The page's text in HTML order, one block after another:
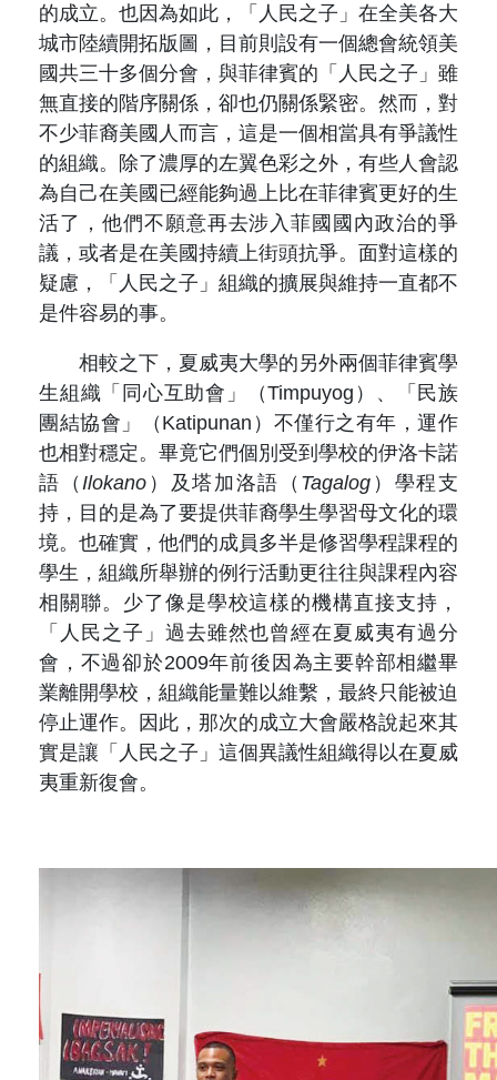
的成立。也因為如此，「人民之子」在全美各大
城市陸續開拓版圖，目前則設有一個總會統領美
國共三十多個分會，與菲律賓的「人民之子」雖
無直接的階序關係，卻也仍關係緊密。然而，對
不少菲裔美國人而言，這是一個相當具有爭議性
的組織。除了濃厚的左翼色彩之外，有些人會認
為自己在美國已經能夠過上比在菲律賓更好的生
活了，他們不願意再去涉入菲國國內政治的爭
議，或者是在美國持續上街頭抗爭。面對這樣的
疑慮，「人民之子」組織的擴展與維持一直都不
是件容易的事。
相較之下，夏威夷大學的另外兩個菲律賓學
生組織「同心互助會」（Timpuyog）、「民族
團結協會」（Katipunan）不僅行之有年，運作
也相對穩定。畢竟它們個別受到學校的伊洛卡諾
語（ Ilokano ）及塔加洛語（ Tagalog ）學程支
持，目的是為了要提供菲裔學生學習母文化的環
境。也確實，他們的成員多半是修習學程課程的
學生，組織所舉辦的例行活動更往往與課程內容
相關聯。少了像是學校這樣的機構直接支持，
「人民之子」過去雖然也曾經在夏威夷有過分
會，不過卻於2009年前後因為主要幹部相繼畢
業離開學校，組織能量難以維繫，最終只能被迫
停止運作。因此，那次的成立大會嚴格說起來其
實是讓「人民之子」這個異議性組織得以在夏威
夷重新復會。